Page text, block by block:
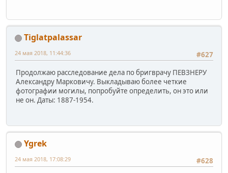
Tiglatpalassar
#627
24 мая 2018, 11:44:36
Продолжаю расследование дела по бригврачу ПЕВЗНЕРУ
Александру Марковичу. Выкладываю более четкие
фотографии могилы, попробуйте определить, он это или
не он. Даты: 1887-1954.
Ygrek
#628
24 мая 2018, 17:08:29